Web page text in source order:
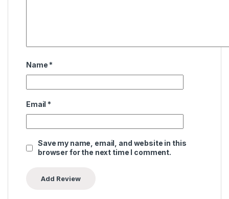
Name *
Email *
Save my name, email, and website in this
browser for the next time I comment.